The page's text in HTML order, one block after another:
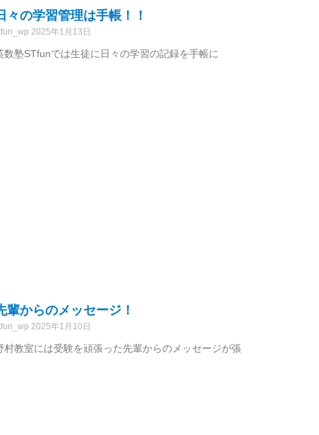
々の学習管理は手帳！！
2025年1月13日
数塾STfunでは生徒に日々の学習の記録を手帳に
輩からのメッセージ！
2025年1月10日
村教室には受験を頑張った先輩からのメッセージが張